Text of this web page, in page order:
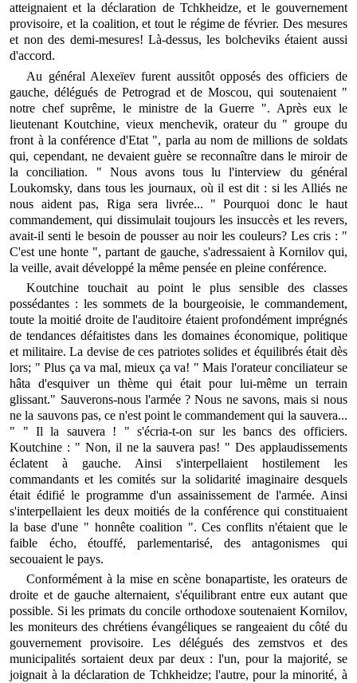
atteignaient et la déclaration de Tchkheidze, et le gouvernement
provisoire, et la coalition, et tout le régime de février. Des mesures
et non des demi-mesures! Là-dessus, les bolcheviks étaient aussi
d'accord.
Au général Alexeïev furent aussitôt opposés des officiers de
gauche, délégués de Petrograd et de Moscou, qui soutenaient "
notre chef suprême, le ministre de la Guerre ". Après eux le
lieutenant Koutchine, vieux menchevik, orateur du " groupe du
front à la conférence d'Etat ", parla au nom de millions de soldats
qui, cependant, ne devaient guère se reconnaître dans le miroir de
la conciliation. " Nous avons tous lu l'interview du général
Loukomsky, dans tous les journaux, où il est dit : si les Alliés ne
nous aident pas, Riga sera livrée... " Pourquoi donc le haut
commandement, qui dissimulait toujours les insuccès et les revers,
avait-il senti le besoin de pousser au noir les couleurs? Les cris : "
C'est une honte ", partant de gauche, s'adressaient à Kornilov qui,
la veille, avait développé la même pensée en pleine conférence.
Koutchine touchait au point le plus sensible des classes
possédantes : les sommets de la bourgeoisie, le commandement,
toute la moitié droite de l'auditoire étaient profondément imprégnés
de tendances défaitistes dans les domaines économique, politique
et militaire. La devise de ces patriotes solides et équilibrés était dès
lors; " Plus ça va mal, mieux ça va! " Mais l'orateur conciliateur se
hâta d'esquiver un thème qui était pour lui-même un terrain
glissant." Sauverons-nous l'armée ? Nous ne savons, mais si nous
ne la sauvons pas, ce n'est point le commandement qui la sauvera...
" " Il la sauvera ! " s'écria-t-on sur les bancs des officiers.
Koutchine : " Non, il ne la sauvera pas! " Des applaudissements
éclatent à gauche. Ainsi s'interpellaient hostilement les
commandants et les comités sur la solidarité imaginaire desquels
était édifié le programme d'un assainissement de l'armée. Ainsi
s'interpellaient les deux moitiés de la conférence qui constituaient
la base d'une " honnête coalition ". Ces conflits n'étaient que le
faible écho, étouffé, parlementarisé, des antagonismes qui
secouaient le pays.
Conformément à la mise en scène bonapartiste, les orateurs de
droite et de gauche alternaient, s'équilibrant entre eux autant que
possible. Si les primats du concile orthodoxe soutenaient Kornilov,
les moniteurs des chrétiens évangéliques se rangeaient du côté du
gouvernement provisoire. Les délégués des zemstvos et des
municipalités sortaient deux par deux : l'un, pour la majorité, se
joignait à la déclaration de Tchkheidze; l'autre, pour la minorité, à